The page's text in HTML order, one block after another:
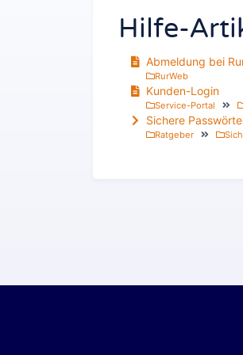
Hilfe-
Abmeldung bei
RurWeb
Kunden-Login
Service-Portal
Sichere
Ratgeber